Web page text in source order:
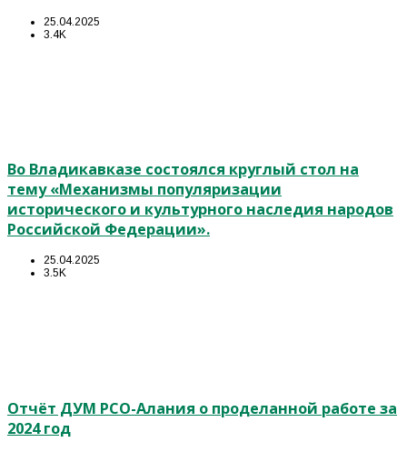
25.04.2025
3.4K
Во Владикавказе состоялся круглый стол на
тему «Механизмы популяризации
исторического и культурного наследия народов
Российской Федерации».
25.04.2025
3.5K
Отчёт ДУМ РСО-Алания о проделанной работе за
2024 год